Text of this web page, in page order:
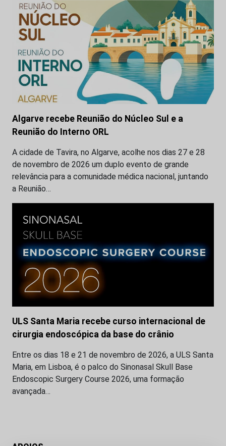
Algarve recebe Reunião do Núcleo Sul e a
Reunião do Interno ORL
A cidade de Tavira, no Algarve, acolhe nos dias 27 e 28
de novembro de 2026 um duplo evento de grande
relevância para a comunidade médica nacional, juntando
a Reunião…
ULS Santa Maria recebe curso internacional de
cirurgia endoscópica da base do crânio
Entre os dias 18 e 21 de novembro de 2026, a ULS Santa
Maria, em Lisboa, é o palco do Sinonasal Skull Base
Endoscopic Surgery Course 2026, uma formação
avançada…